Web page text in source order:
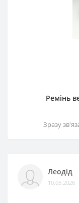
Ремінь
Зразу
Леодід
10.05.2026